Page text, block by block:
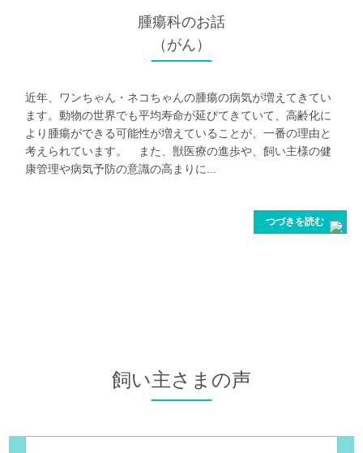
腫瘍科のお話
（がん）
近年、ワンちゃん・ネコちゃんの腫瘍の病気が増えてきてい
ます。動物の世界でも平均寿命が延びてきていて、高齢化に
より腫瘍ができる可能性が増えていることが、一番の理由と
考えられています。 また、獣医療の進歩や、飼い主様の健
康管理や病気予防の意識の高まりに...
つづきを読む
飼い主さまの声